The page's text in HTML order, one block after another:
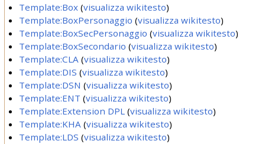
Template:Box (visualizza wikitesto)
Template:BoxPersonaggio (visualizza wikitesto)
Template:BoxSecPersonaggio (visualizza wikitesto)
Template:BoxSecondario (visualizza wikitesto)
Template:CLA (visualizza wikitesto)
Template:DIS (visualizza wikitesto)
Template:DSN (visualizza wikitesto)
Template:ENT (visualizza wikitesto)
Template:Extension DPL (visualizza wikitesto)
Template:KHA (visualizza wikitesto)
Template:LDS (visualizza wikitesto)